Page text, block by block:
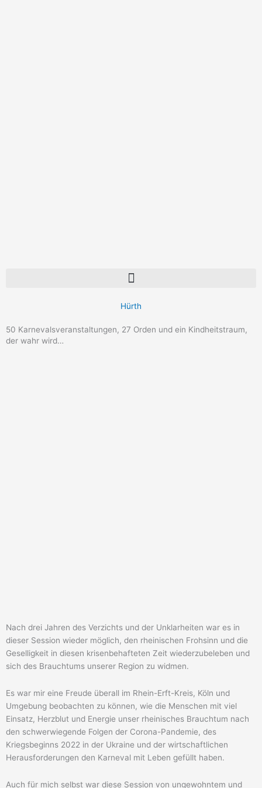
Hürth
50 Karnevalsveranstaltungen, 27 Orden und ein Kindheitstraum,
der wahr wird…
Nach drei Jahren des Verzichts und der Unklarheiten war es in
dieser Session wieder möglich, den rheinischen Frohsinn und die
Geselligkeit in diesen krisenbehafteten Zeit wiederzubeleben und
sich des Brauchtums unserer Region zu widmen.
Es war mir eine Freude überall im Rhein-Erft-Kreis, Köln und
Umgebung beobachten zu können, wie die Menschen mit viel
Einsatz, Herzblut und Energie unser rheinisches Brauchtum nach
den schwerwiegende Folgen der Corona-Pandemie, des
Kriegsbeginns 2022 in der Ukraine und der wirtschaftlichen
Herausforderungen den Karneval mit Leben gefüllt haben.
Auch für mich selbst war diese Session von ungewohntem und